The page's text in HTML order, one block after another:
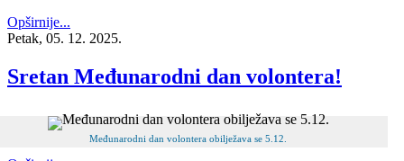
Opširnije...
Petak, 05. 12. 2025.
Sretan Međunarodni dan volontera!
Međunarodni dan volontera obilježava se 5.12.